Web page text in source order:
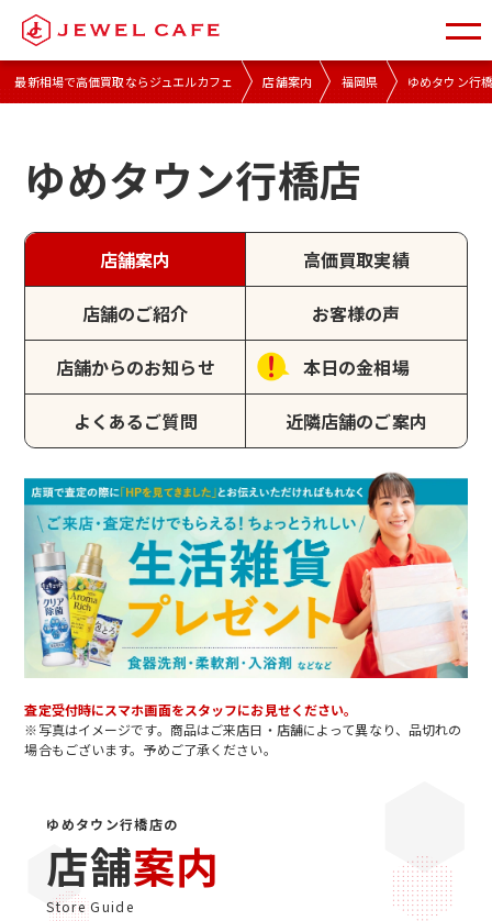
最新相場で高価買取ならジュエルカフェ 店舗案内 福岡県 ゆめタウン行
ゆめタウン行橋店
店舗案内 高価買取実績
店舗のご紹介 お客様の声
店舗からのお知らせ 本日の金相場
よくあるご質問 近隣店舗のご案内
査定受付時にスマホ画面をスタッフにお見せください。
※写真はイメージです。商品はご来店日・店舗によって異なり、品切れの
場合もございます。予めご了承ください。
ゆめタウン行橋店の
店舗案内
Store Guide